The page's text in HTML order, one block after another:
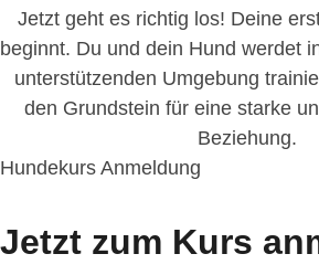
Jetzt geht es richtig los! Deine
beginnt. Du und dein Hund werdet
unterstützenden Umgebung
den Grundstein für eine starke
Beziehung.
Hundekurs Anmeldung
Jetzt zum Kurs